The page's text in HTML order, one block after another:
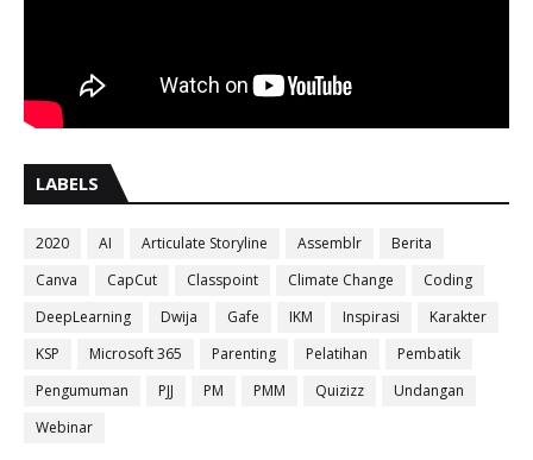
LABELS
2020 AI Articulate Storyline Assemblr
Berita
Canva
CapCut Classpoint Climate Change
Coding
DeepLearning
Dwija Gafe IKM Inspirasi
Karakter
KSP
Microsoft 365 Parenting Pelatihan
Pembatik
Pengumuman
PJJ PM PMM Quizizz
Undangan
Webinar